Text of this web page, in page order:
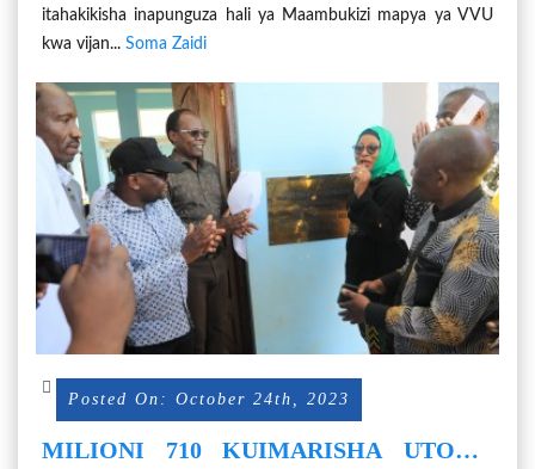
itahakikisha inapunguza hali ya Maambukizi mapya ya VVU
kwa vijan... Soma Zaidi
Posted On: October 24th, 2023
MILIONI 710 KUIMARISHA UTOAJI